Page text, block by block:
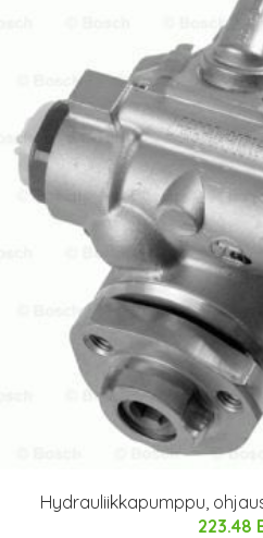
Hydrauliikkapumppu,
223.48